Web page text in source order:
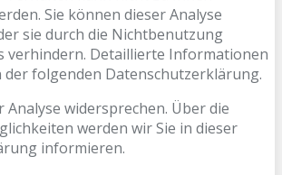
Sie können dieser Analyse
sie durch die Nichtbenutzung
verhindern. Detaillierte Informationen
der folgenden Datenschutzerklärung.
Analyse widersprechen. Über die
werden wir Sie in dieser
informieren.